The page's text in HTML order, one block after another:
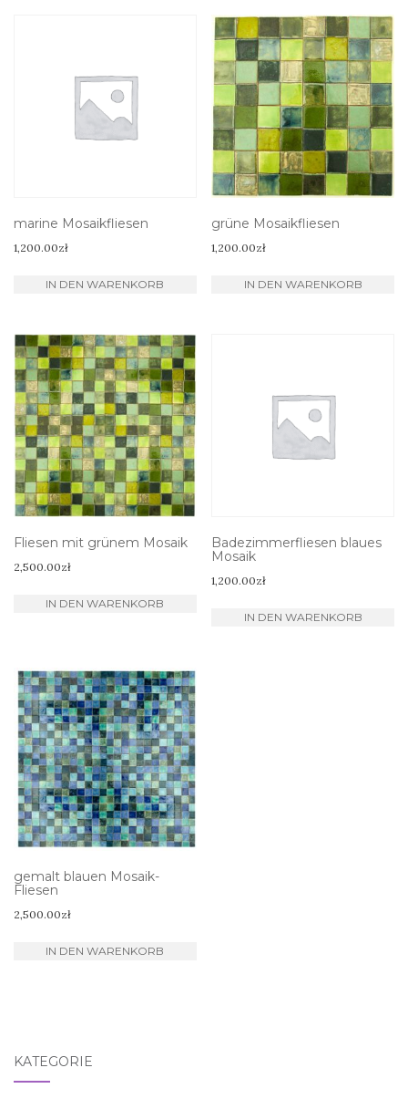
marine Mosaikfliesen
1,200.00zł
IN DEN WARENKORB
grüne Mosaikfliesen
1,200.00zł
IN DEN WARENKORB
Fliesen mit grünem Mosaik
2,500.00zł
IN DEN WARENKORB
Badezimmerfliesen blaues
Mosaik
1,200.00zł
IN DEN WARENKORB
gemalt blauen Mosaik-
Fliesen
2,500.00zł
IN DEN WARENKORB
KATEGORIE